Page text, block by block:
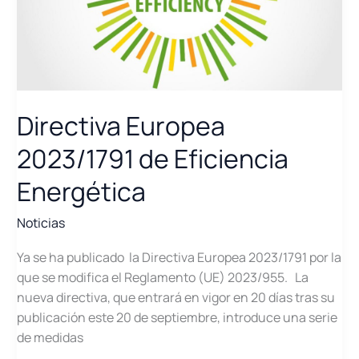
Directiva Europea
2023/1791 de Eficiencia
Energética
Noticias
Ya se ha publicado la Directiva Europea 2023/1791 por la
que se modifica el Reglamento (UE) 2023/955. La
nueva directiva, que entrará en vigor en 20 días tras su
publicación este 20 de septiembre, introduce una serie
de medidas